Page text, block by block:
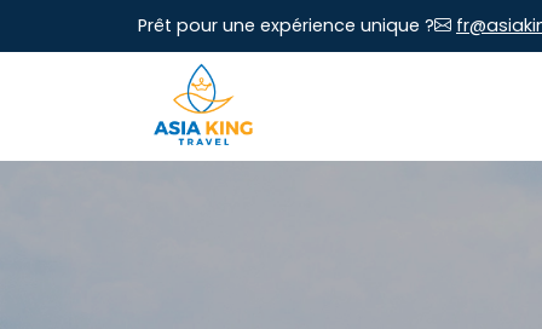
Prêt pour une expérience unique ?